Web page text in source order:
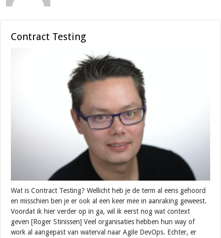
Contract Testing
Wat is Contract Testing? Wellicht heb je de term al eens gehoord
en misschien ben je er ook al een keer mee in aanraking geweest.
Voordat ik hier verder op in ga, wil ik eerst nog wat context
geven [Roger Stinissen] Veel organisaties hebben hun way of
work al aangepast van waterval naar Agile DevOps. Echter, er